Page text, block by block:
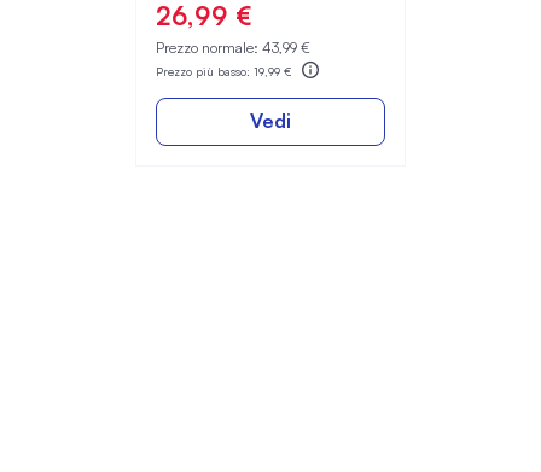
26,99 €
Prezzo normale: 43,99 €
Prezzo più basso: 19,99 €
Vedi